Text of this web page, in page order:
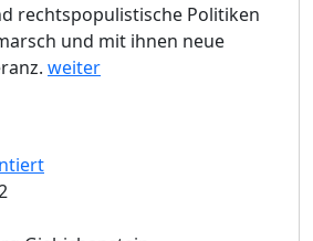
rechtspopulistische Politiken
und mit ihnen neue
weiter